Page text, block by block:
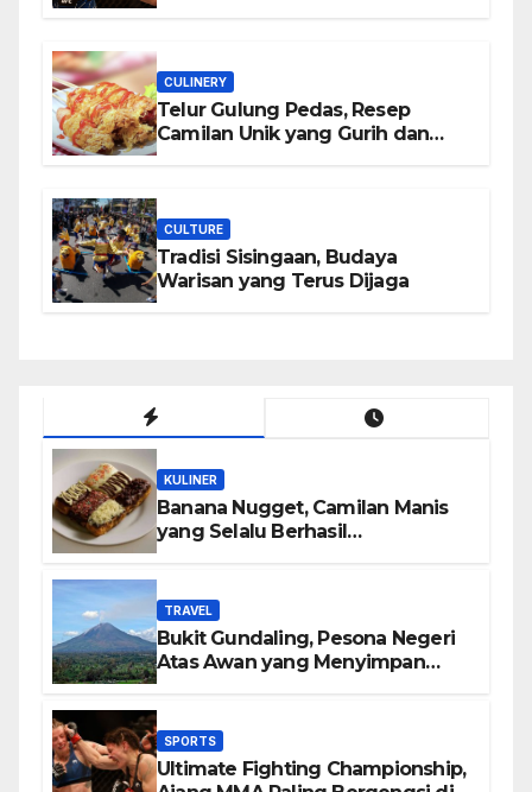
CULINERY
Telur Gulung Pedas, Resep
Camilan Unik yang Gurih dan
CULTURE
Tradisi Sisingaan, Budaya
Warisan yang Terus Dijaga
KULINER
Banana Nugget, Camilan Manis
yang Selalu Berhasil
TRAVEL
Bukit Gundaling, Pesona Negeri
Atas Awan yang Menyimpan
SPORTS
Ultimate Fighting Championship,